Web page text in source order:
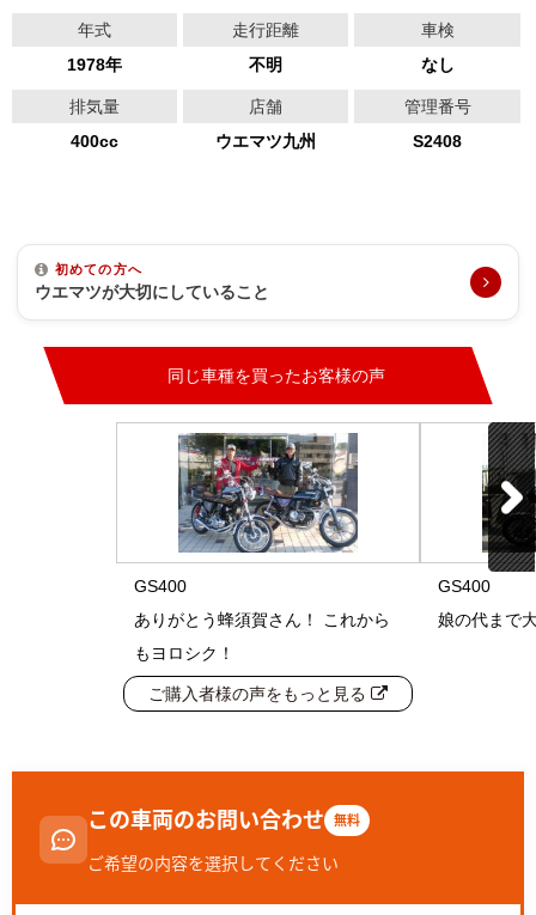
年式
1978年
走行距離
不明
車検
なし
排気量
400cc
店舗
ウエマツ九州
管理番号
S2408
初めての方へ
ウエマツが大切にしていること
同じ車種を買ったお客様の声
GS400
ありがとう蜂須賀さん！ これから
もヨロシク！
GS400
娘の代まで
ご購入者様の声をもっと見る
この車両のお問い合わせ 無料
ご希望の内容を選択してください